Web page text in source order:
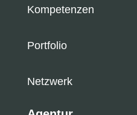
Kompetenzen
Portfolio
Netzwerk